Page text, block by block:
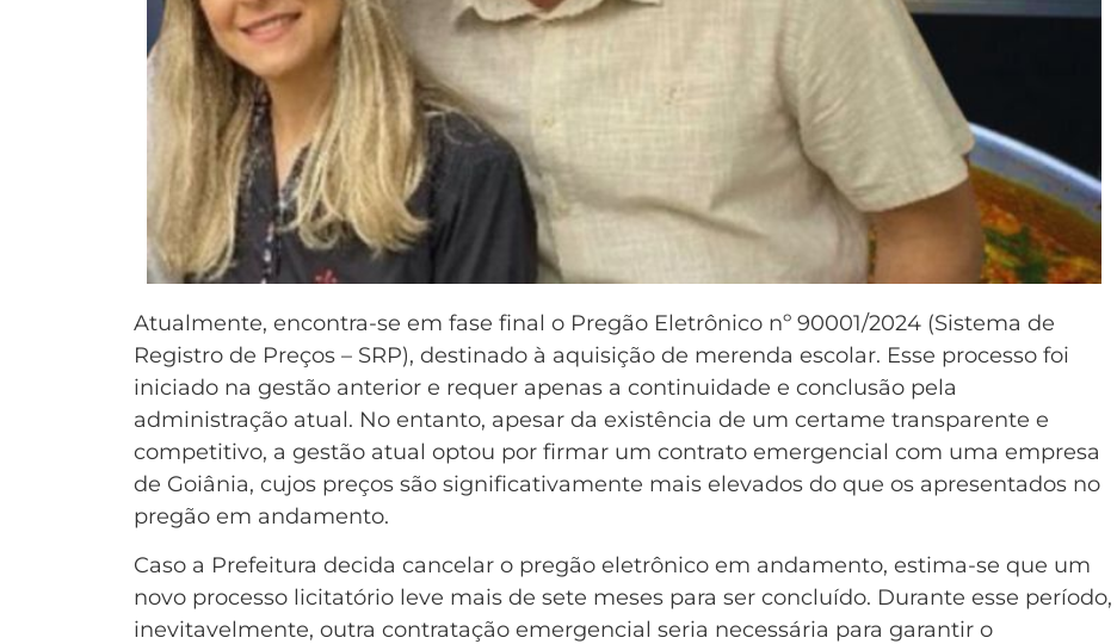
Atualmente, encontra-se em fase final o Pregão Eletrônico nº 90001/2024 (Sistema de
Registro de Preços – SRP), destinado à aquisição de merenda escolar. Esse processo foi
iniciado na gestão anterior e requer apenas a continuidade e conclusão pela
administração atual. No entanto, apesar da existência de um certame transparente e
competitivo, a gestão atual optou por firmar um contrato emergencial com uma empresa
de Goiânia, cujos preços são significativamente mais elevados do que os apresentados no
pregão em andamento.
Caso a Prefeitura decida cancelar o pregão eletrônico em andamento, estima-se que um
novo processo licitatório leve mais de sete meses para ser concluído. Durante esse período,
inevitavelmente, outra contratação emergencial seria necessária para garantir o